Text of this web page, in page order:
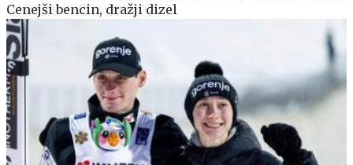
Cenejši bencin, dražji dizel